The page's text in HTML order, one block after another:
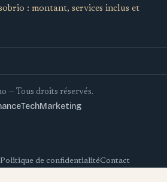
: montant, services inclus et
— Tous droits réservés.
TechMarketing
Politique de confidentialitéContact